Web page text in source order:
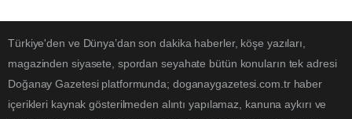
Türkiye'den ve Dünya’dan son dakika haberler, köşe yazıları,
magazinden siyasete, spordan seyahate bütün konuların tek adresi
Doğanay Gazetesi platformunda; doganaygazetesi.com.tr haber
içerikleri kaynak gösterilmeden alıntı yapılamaz, kanuna aykırı ve